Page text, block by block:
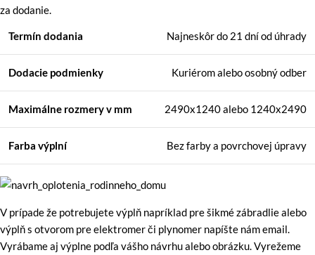
za dodanie.
Termín dodania Najneskôr do 21 dní od úhrady
Dodacie podmienky Kuriérom alebo osobný odber
Maximálne rozmeryv mm 2490x1240 alebo 1240x2490
Farba výplní Bez farby a povrchovej úpravy
V prípade že potrebujete výplň napríklad pre šikmé zábradlie alebo
výplň s otvorom pre elektromer či plynomer napíšte nám email.
Vyrábame aj výplne podľa vášho návrhu alebo obrázku. Vyrežeme